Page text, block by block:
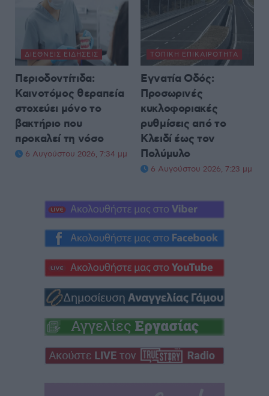
ΔΙΕΘΝΕΊΣ ΕΙΔΉΣΕΙΣ
Περιοδοντίτιδα:
Καινοτόμος θεραπεία
στοχεύει μόνο το
βακτήριο που
προκαλεί τη νόσο
6 Αυγούστου 2026, 7:34 μμ
ΤΟΠΙΚΉ ΕΠΙΚΑΙΡΌΤΗΤΑ
Εγνατία Οδός:
Προσωρινές
κυκλοφοριακές
ρυθμίσεις από το
Κλειδί έως τον
Πολύμυλο
6 Αυγούστου 2026, 7:23 μμ